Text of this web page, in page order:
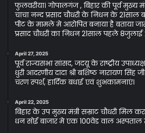
फुलवरीया। गोपालगंज , बिहार की पूर्व मुख्य
चाचा नन्द प्रसाद चौधरी के निधन के 21साल
पीट के मामले मे आरोपित बनाया है बताया
प्रसाद चौधरी का निधन 21साल पहले
April 27, 2025
पूर्व राज्यसभा सांसद, जदयू के राष्ट्रीय
धुरी आदरणीय दादा श्री बशिष्ठ नारायण सिंह
चरण स्पर्श, हार्दिक बधाई एवं शुभकामनाएं।
April 22, 2025
बिहार के उप मुख्य मंत्री सम्राट चौधरी मिल
धन सोई बाजार मे एक 100वेड वाल